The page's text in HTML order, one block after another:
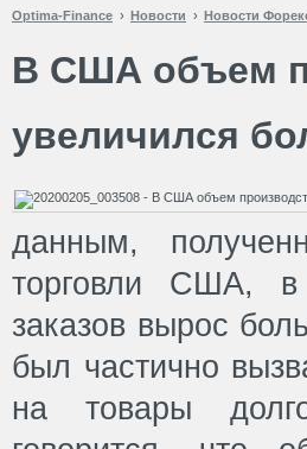
Optima-Finance Новости Новости
В США объем
увеличился
данным,
торговли США, в
заказов вырос
был частично
на товары